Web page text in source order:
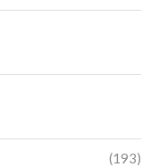
(193)